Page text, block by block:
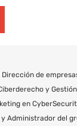
de
y
en
y Administrador del